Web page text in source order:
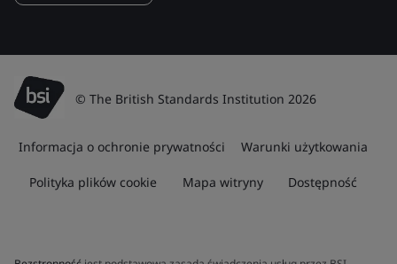
© The British Standards Institution 2026
Informacja o ochronie prywatności Warunki użytkowania
Polityka plików cookie Mapa witryny Dostępność